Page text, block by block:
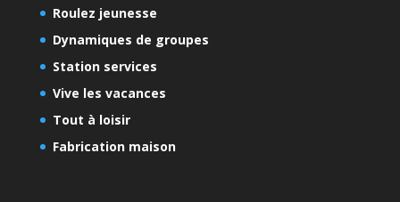
Roulez jeunesse
Dynamiques de groupes
Station services
Vive les vacances
Tout à loisir
Fabrication maison